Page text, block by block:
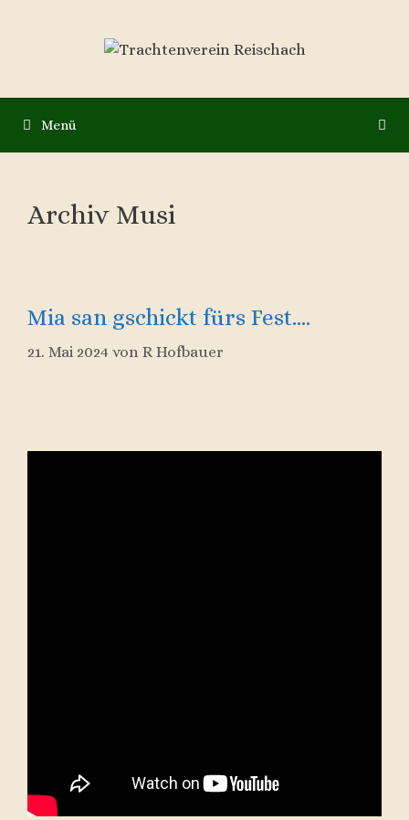
Menü
Archiv Musi
Mia san gschickt fürs Fest….
21. Mai 2024 von R Hofbauer